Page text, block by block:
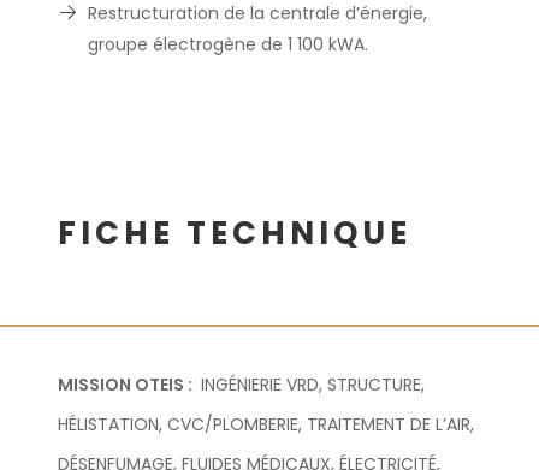
Restructuration de la centrale d’énergie,
groupe électrogène de 1 100 kWA.
FICHE TECHNIQUE
MISSION OTEIS : INGÉNIERIE VRD, STRUCTURE,
HÉLISTATION, CVC/PLOMBERIE, TRAITEMENT DE L’AIR,
DÉSENFUMAGE, FLUIDES MÉDICAUX, ÉLECTRICITÉ,